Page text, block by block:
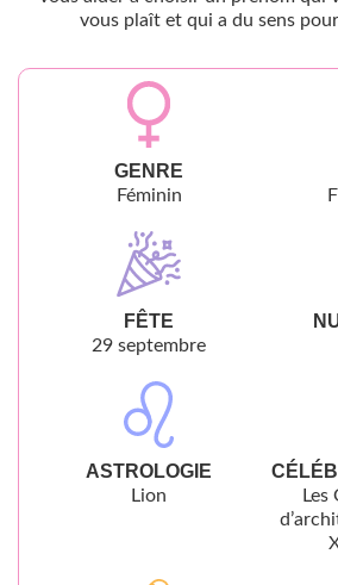
vous plaît et qui a du sens
GENRE
Féminin
FÊTE
29 septembre
ASTROLOGIE
Lion
Les